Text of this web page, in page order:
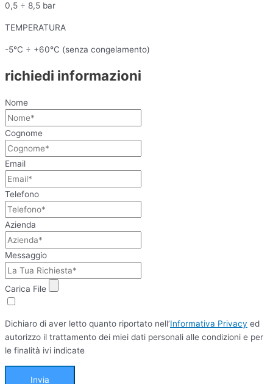
0,5 ÷ 8,5 bar
TEMPERATURA
-5°C ÷ +60°C (senza congelamento)
richiedi informazioni
Nome
Cognome
Email
Telefono
Azienda
Messaggio
Carica File
Dichiaro di aver letto quanto riportato nell’Informativa Privacy ed
autorizzo il trattamento dei miei dati personali alle condizioni e per
le finalità ivi indicate
Invia